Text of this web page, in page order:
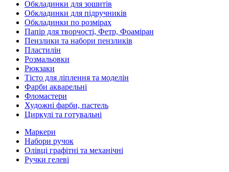
Обкладинки для зошитів
Обкладинки для підручників
Обкладинки по розмірах
Папір для творчості, Фетр, Фоаміран
Пензлики та набори пензликів
Пластилін
Розмальовки
Рюкзаки
Тісто для ліплення та моделін
Фарби акварельні
Фломастери
Художні фарби, пастель
Циркулі та готувальні
Маркери
Набори ручок
Олівці графітні та механічні
Ручки гелеві